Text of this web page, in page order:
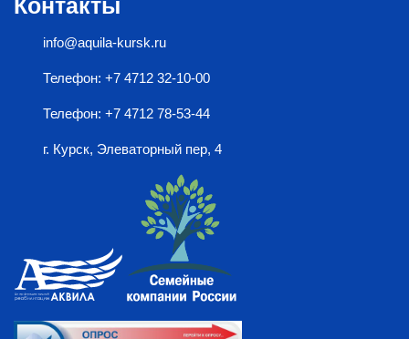
Контакты
info@aquila-kursk.ru
Телефон: +7 4712 32-10-00
Телефон: +7 4712 78-53-44
г. Курск, Элеваторный пер, 4